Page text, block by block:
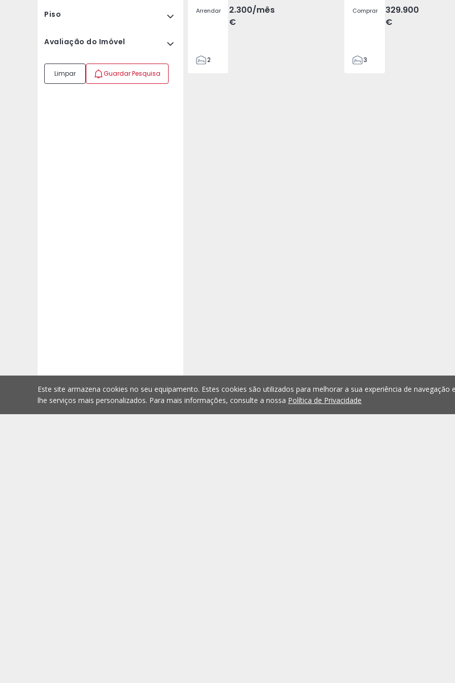
Piso
Avaliação do Imóvel
Limpar Guardar Pesquisa
Arrendar
2.300
€
/mês
2
Comprar
329.900
€
3
Este site armazena cookies no seu equipamento. Estes cookies são utilizados para melhorar a sua experiência de navegação
lhe serviços mais personalizados. Para mais informações, consulte a nossa Política de Privacidade